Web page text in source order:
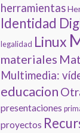
herramientas
Identidad
legalidad Linux
materiales
Multimedia:
educacion
presentaciones
proyectos